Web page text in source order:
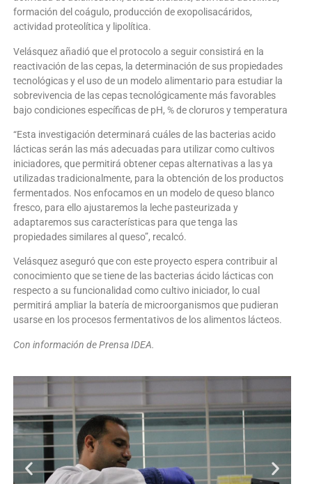
formación del coágulo, producción de exopolisacáridos,
actividad proteolítica y lipolítica.
Velásquez añadió que el protocolo a seguir consistirá en la
reactivación de las cepas, la determinación de sus propiedades
tecnológicas y el uso de un modelo alimentario para estudiar la
sobrevivencia de las cepas tecnológicamente más favorables
bajo condiciones específicas de pH, % de cloruros y temperatura
“Esta investigación determinará cuáles de las bacterias acido
lácticas serán las más adecuadas para utilizar como cultivos
iniciadores, que permitirá obtener cepas alternativas a las ya
utilizadas tradicionalmente, para la obtención de los productos
fermentados. Nos enfocamos en un modelo de queso blanco
fresco, para ello ajustaremos la leche pasteurizada y
adaptaremos sus características para que tenga las
propiedades similares al queso”, recalcó.
Velásquez aseguró que con este proyecto espera contribuir al
conocimiento que se tiene de las bacterias ácido lácticas con
respecto a su funcionalidad como cultivo iniciador, lo cual
permitirá ampliar la batería de microorganismos que pudieran
usarse en los procesos fermentativos de los alimentos lácteos.
Con información de Prensa IDEA.